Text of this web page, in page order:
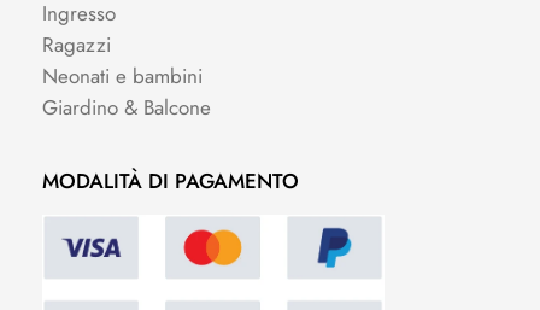
Ingresso
Ragazzi
Neonati e bambini
Giardino & Balcone
MODALITÀ DI PAGAMENTO